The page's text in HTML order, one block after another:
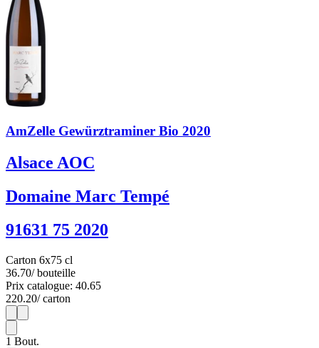
AmZelle Gewürztraminer Bio 2020
Alsace AOC
Domaine Marc Tempé
91631 75 2020
Carton 6x75 cl
36.70/ bouteille
Prix catalogue: 40.65
220.20/ carton
1
1 Bout.